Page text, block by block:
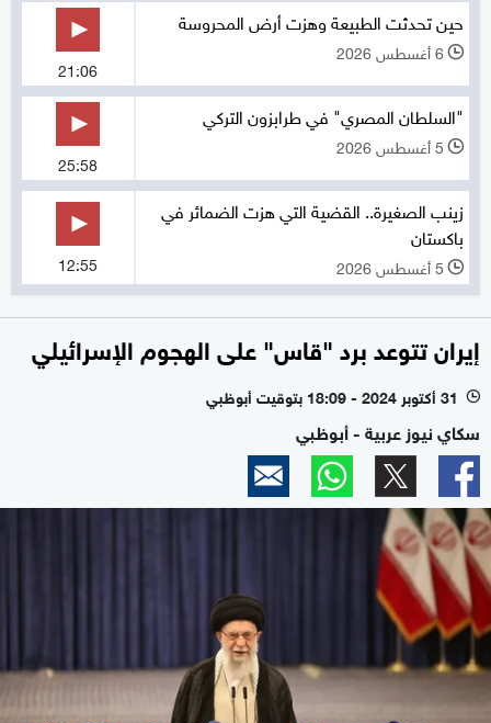
حين تحدثت الطبيعة وهزت أرض المحروسة
l 6 أغسطس 2026
21:06
"السلطان المصري" في طرابزون التركي
l 5 أغسطس 2026
25:58
زينب الصغيرة.. القضية التي هزت الضمائر في
باكستان
l 5 أغسطس 2026 12:55
إيران تتوعد برد "قاس" على الهجوم الإسرائيلي
l 31 أكتوبر 2024 - 18:09 بتوقيت أبوظبي
سكاي نيوز عربية - أبوظبي